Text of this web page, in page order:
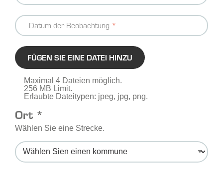
Datum der Beobachtung
FÜGEN SIE EINE DATEI HINZU
Maximal 4 Dateien möglich.
256 MB Limit.
Erlaubte Dateitypen: jpeg, jpg, png.
Ort *
Wählen Sie eine Strecke.